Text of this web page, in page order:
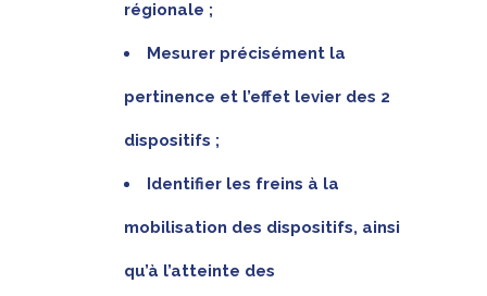
régionale ;
Mesurer précisément la
pertinence et l’effet levier des 2
dispositifs ;
Identifier les freins à la
mobilisation des dispositifs, ainsi
qu’à l’atteinte des